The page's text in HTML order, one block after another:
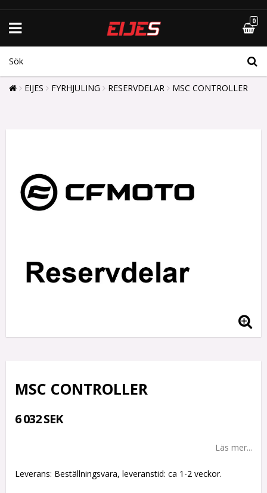
0
EIJES FYRHJULING RESERVDELAR MSC CONTROLLER
MSC CONTROLLER
6 032 SEK
Läs mer...
Leverans: Beställningsvara, leveranstid: ca 1-2 veckor.